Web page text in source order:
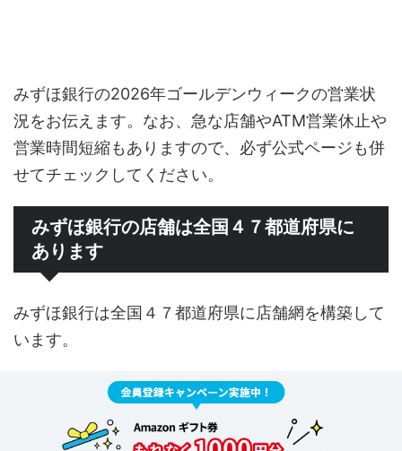
みずほ銀行の2026年ゴールデンウィークの営業状
況をお伝えます。なお、急な店舗やATM営業休止や
営業時間短縮もありますので、必ず公式ページも併
せてチェックしてください。
みずほ銀行の店舗は全国４７都道府県に
あります
みずほ銀行は全国４７都道府県に店舗網を構築して
います。